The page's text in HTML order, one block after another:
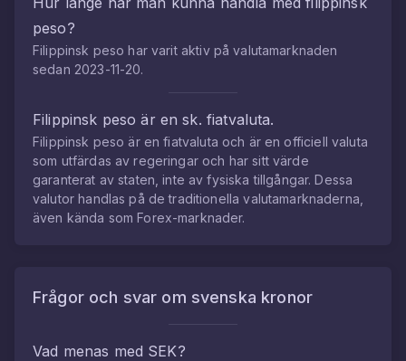
peso?
Filippinsk peso har varit aktiv på valutamarknaden
sedan 2023-11-20.
Filippinsk peso är en sk. fiatvaluta.
Filippinsk peso är en fiatvaluta och är en officiell valuta
som utfärdas av regeringar och har sitt värde
garanterat av staten, inte av fysiska tillgångar. Dessa
valutor handlas på de traditionella valutamarknaderna,
även kända som Forex-marknader.
Frågor och svar om svenska kronor
Vad menas med SEK?